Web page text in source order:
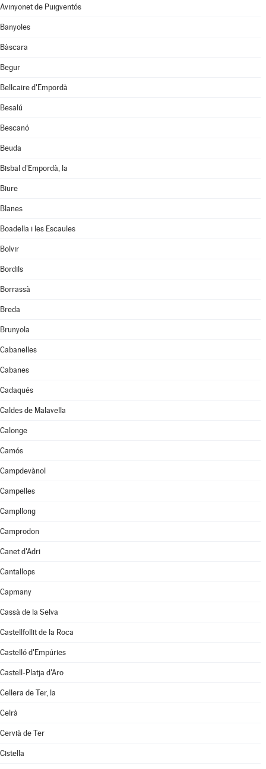
Avinyonet de Puigventós
Banyoles
Bàscara
Begur
Bellcaire d'Empordà
Besalú
Bescanó
Beuda
Bisbal d'Empordà, la
Biure
Blanes
Boadella i les Escaules
Bolvir
Bordils
Borrassà
Breda
Brunyola
Cabanelles
Cabanes
Cadaqués
Caldes de Malavella
Calonge
Camós
Campdevànol
Campelles
Campllong
Camprodon
Canet d'Adri
Cantallops
Capmany
Cassà de la Selva
Castellfollit de la Roca
Castelló d'Empúries
Castell-Platja d'Aro
Cellera de Ter, la
Celrà
Cervià de Ter
Cistella